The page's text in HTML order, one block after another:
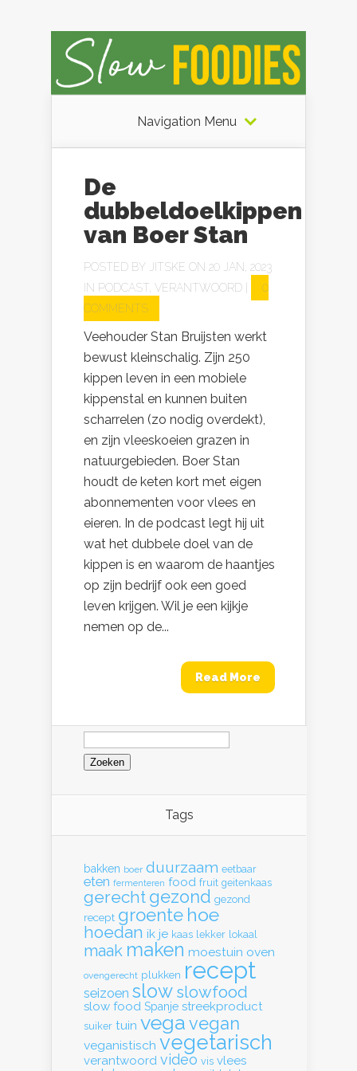
Navigation Menu
De
dubbeldoelkippen
van Boer Stan
POSTED BY JITSKE ON 20 JAN, 2023
IN PODCAST, VERANTWOORD
0
COMMENTS
Veehouder Stan Bruijsten werkt
bewust kleinschalig. Zijn 250
kippen leven in een mobiele
kippenstal en kunnen buiten
scharrelen (zo nodig overdekt),
en zijn vleeskoeien grazen in
natuurgebieden. Boer Stan
houdt de keten kort met eigen
abonnementen voor vlees en
eieren. In de podcast legt hij uit
wat het dubbele doel van de
kippen is en waarom de haantjes
op zijn bedrijf ook een goed
leven krijgen. Wil je een kijkje
nemen op de...
Read More
Zoeken
naar:
Tags
bakken boer duurzaam eetbaar
eten fermenteren food fruit geitenkaas
gerecht gezond gezond
recept groente hoe
hoedan ik je kaas lekker lokaal
maak maken moestuin oven
ovengerecht plukken recept
seizoen slow slowfood
slow food Spanje streekproduct
suiker tuin vega vegan
veganistisch vegetarisch
verantwoord video vis vlees